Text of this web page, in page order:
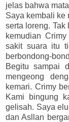
jelas bahwa
Saya kembali ke
serta loreng.
kemudian
sakit suara itu
berbondong-
Begitu sampai
mengeong
kemari. Crimy
Kami bingung
gelisah. Saya
dan Asllan